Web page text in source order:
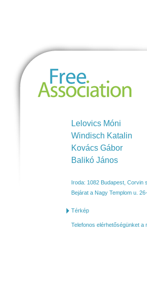
Research Kft.
Lelovics Móni
Windisch Katalin
Kovács Gábor
Balikó János
Iroda: 1082 Budapest, Corvin
Bejárat a Nagy Templom u.
Térkép
Telefonos elérhetőségünket a
https://maps.app.goo.gl/